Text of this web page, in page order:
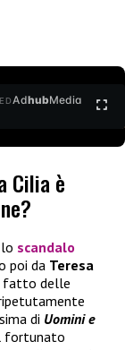
AdhubMedia
Cilia è
scandalo
poi da Teresa
fatto delle
di Uomini e
fortunato